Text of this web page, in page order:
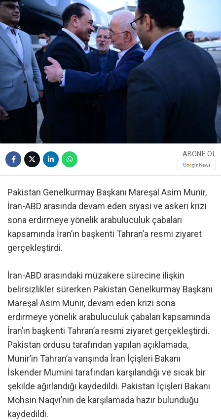
ABONE OL
Pakistan Genelkurmay Başkanı Mareşal Asim Munir,
İran-ABD arasında devam eden siyasi ve askeri krizi
sona erdirmeye yönelik arabuluculuk çabaları
kapsamında İran’ın başkenti Tahran’a resmi ziyaret
gerçekleştirdi.
İran-ABD arasındaki müzakere sürecine ilişkin
belirsizlikler sürerken Pakistan Genelkurmay Başkanı
Mareşal Asim Munir, devam eden krizi sona
erdirmeye yönelik arabuluculuk çabaları kapsamında
İran’ın başkenti Tahran’a resmi ziyaret gerçekleştirdi.
Pakistan ordusu tarafından yapılan açıklamada,
Munir’in Tahran’a varışında İran İçişleri Bakanı
İskender Mumini tarafından karşılandığı ve sıcak bir
şekilde ağırlandığı kaydedildi. Pakistan İçişleri Bakanı
Mohsin Naqvi’nin de karşılamada hazır bulunduğu
kaydedildi.